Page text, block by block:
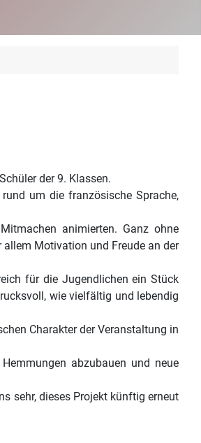
der 9. Klassen.
um die französische Sprache,
animierten. Ganz ohne
Motivation und Freude an der
für die Jugendlichen ein Stück
wie vielfältig und lebendig
Charakter der Veranstaltung in
abzubauen und neue
sehr, dieses Projekt künftig erneut